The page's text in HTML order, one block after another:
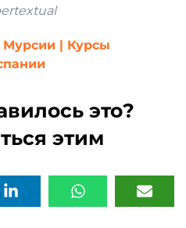
Мурсии | Курсы
это?
этим